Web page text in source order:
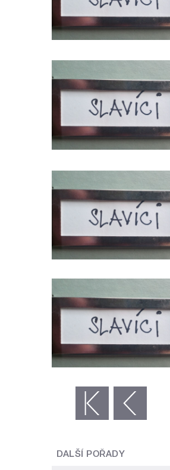
‹ předchozí
DALŠÍ POŘADY